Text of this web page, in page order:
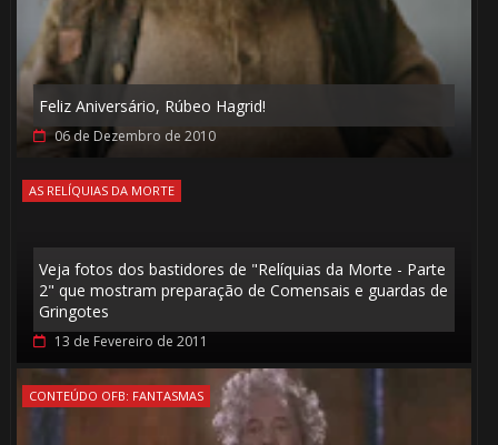
Feliz Aniversário, Rúbeo Hagrid!
06 de Dezembro de 2010
AS RELÍQUIAS DA MORTE
Veja fotos dos bastidores de "Relíquias da Morte - Parte
2" que mostram preparação de Comensais e guardas de
Gringotes
13 de Fevereiro de 2011
CONTEÚDO OFB: FANTASMAS